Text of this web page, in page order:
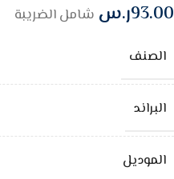
93.00ر.س شامل الضريبة
الصنف
البراند
الموديل